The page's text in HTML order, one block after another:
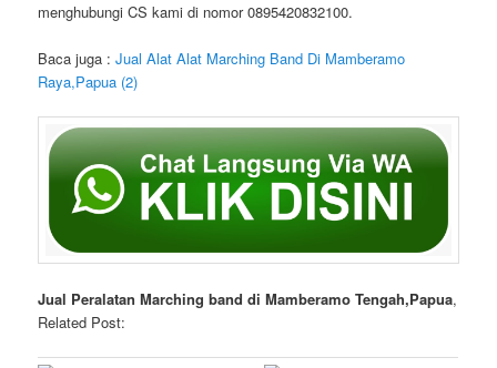
menghubungi CS kami di nomor 0895420832100.
Baca juga :Jual Alat Alat Marching Band Di Mamberamo
Raya,Papua (2)
Jual Peralatan Marching band di Mamberamo Tengah,Papua,
Related Post: